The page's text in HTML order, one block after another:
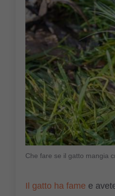
Che fare se il gatto mangia
Il gatto ha fame e